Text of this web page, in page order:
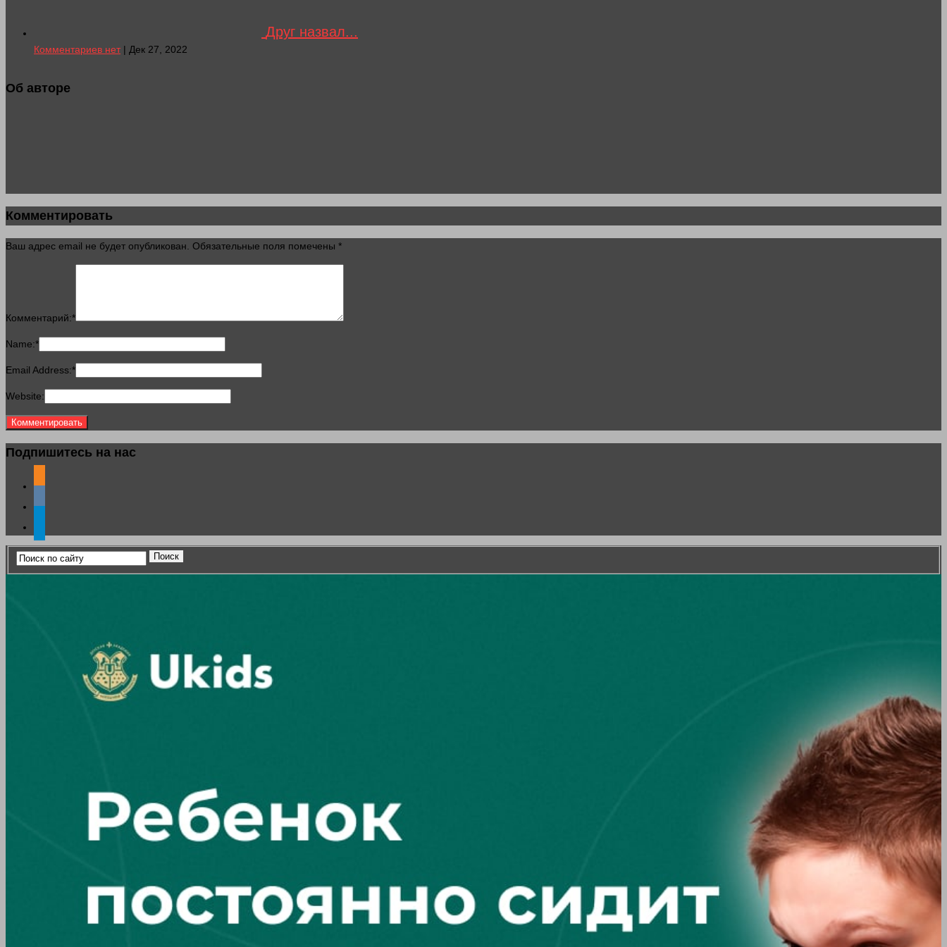
Друг назвал...
Комментариев нет| Дек 27, 2022
Об авторе
Комментировать
Ваш адрес email не будет опубликован. Обязательные поля помечены *
Комментарий:*
Name:*
Email Address:*
Website:
Подпишитесь на нас